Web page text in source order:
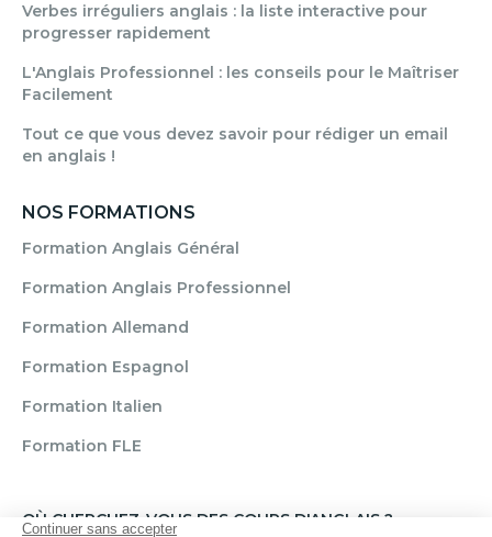
Verbes irréguliers anglais : la liste interactive pour
progresser rapidement
L'Anglais Professionnel : les conseils pour le Maîtriser
Facilement
Tout ce que vous devez savoir pour rédiger un email
en anglais !
NOS FORMATIONS
Formation Anglais Général
Formation Anglais Professionnel
Formation Allemand
Formation Espagnol
Formation Italien
Formation FLE
OÙ CHERCHEZ-VOUS DES COURS D'ANGLAIS ?